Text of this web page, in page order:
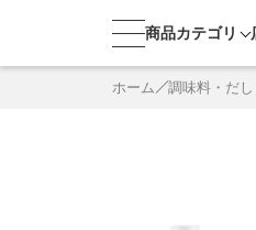
商品カテゴリ
ホーム 調味料・だ